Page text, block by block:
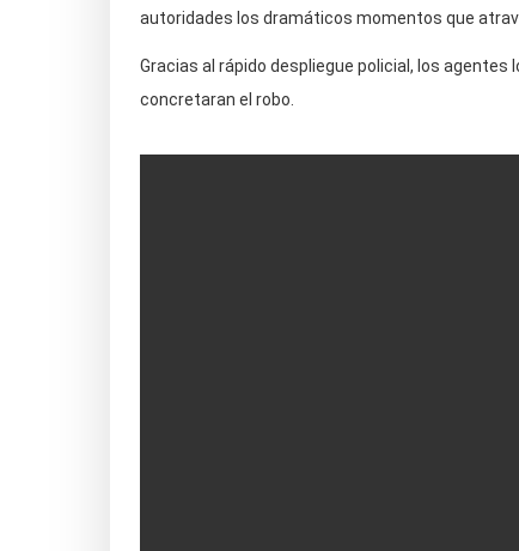
autoridades los dramáticos momentos que
Gracias al rápido despliegue policial, los
concretaran el robo.